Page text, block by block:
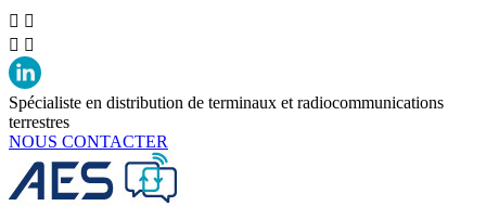
 
 
Spécialiste en distribution de terminaux et radiocommunications
terrestres
NOUS CONTACTER